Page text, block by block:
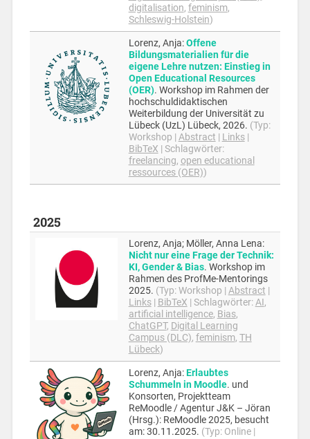
digitalisation, feminism,
Schleswig-Holstein)
Lorenz, Anja:Offene
Bildungsmaterialien für die
eigene Lehre nutzen: Einstieg in
Open Educational Resources
(OER). Workshop im Rahmen der
hochschuldidaktischen
Weiterbildung der Universität zu
Lübeck (UzL) Lübeck, 2026. (Typ:
Workshop | Abstract | Links|
BibTeX | Schlagwörter:
freelancing, open educational
ressources (OER))
2025
Lorenz, Anja; Möller, Anna Lena:
Nicht nur eine Frage der Technik:
KI, Gender & Bias. Workshop im
Rahmen des ProfMe-Mentorings
2025. (Typ:Workshop | Abstract |
Links| BibTeX | Schlagwörter:AI,
artificial intelligence, Bias,
ChatGPT, Digital Learning
Campus (DLC), feminism, TH
Lübeck)
Lorenz, Anja:Erlaubtes
Schummeln in Moodle. und
Konsorten, Projektteam
ReMoodle / Agentur J&K – Jöran
(Hrsg.): ReMoodle2025, besucht
am: 30.11.2025. (Typ: Online|